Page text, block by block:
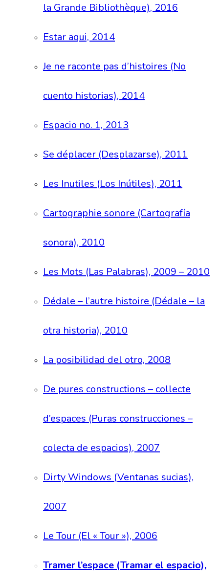
la Grande Bibliothèque), 2016
Estar aqui, 2014
Je ne raconte pas d’histoires (No
cuento historias), 2014
Espacio no. 1, 2013
Se déplacer (Desplazarse), 2011
Les Inutiles (Los Inútiles), 2011
Cartographie sonore (Cartografía
sonora), 2010
Les Mots (Las Palabras), 2009 – 2010
Dédale – l’autre histoire (Dédale – la
otra historia), 2010
La posibilidad del otro, 2008
De pures constructions – collecte
d’espaces (Puras construcciones –
colecta de espacios), 2007
Dirty Windows (Ventanas sucias),
2007
Le Tour (El « Tour »), 2006
Tramer l’espace (Tramar el espacio),